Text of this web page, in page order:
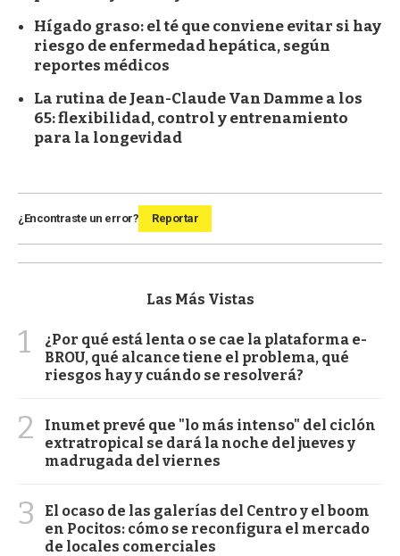
Hígado graso: el té que conviene evitar si hay
riesgo de enfermedad hepática, según
reportes médicos
La rutina de Jean-Claude Van Damme a los
65: flexibilidad, control y entrenamiento
para la longevidad
¿Encontraste un error? Reportar
Las Más Vistas
1
¿Por qué está lenta o se cae la plataforma e-
BROU, qué alcance tiene el problema, qué
riesgos hay y cuándo se resolverá?
2
Inumet prevé que "lo más intenso" del ciclón
extratropical se dará la noche del jueves y
madrugada del viernes
3
El ocaso de las galerías del Centro y el boom
en Pocitos: cómo se reconfigura el mercado
de locales comerciales